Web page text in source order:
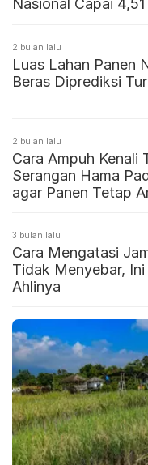
Nasional Capai
2 bulan lalu
Luas Lahan Panen
Beras Diprediksi
2 bulan lalu
Cara Ampuh Kenali
Serangan Hama
agar Panen Tetap
3 bulan lalu
Cara Mengatasi
Tidak Menyebar, Ini
Ahlinya